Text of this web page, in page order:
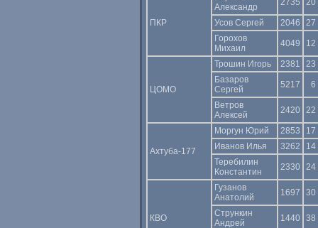
ПКР
Александр
2735 20
Усов Сергей 2046
27
Горохов
Михаил
4049 12
ЦОМО
Трошин Игорь 2381
23
Базаров
Сергей
5217 6
Ветров
Алексей
2420 22
Ахтуба-177
Моргун Юрий 2853
17
Иванов Илья
3262
14
Теребилин
Константин
2330 24
КВО
Гузанов
Анатолий
1697 30
Стрункин
Андрей
1440 38